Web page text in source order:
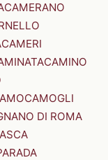
CAMERANO
CAMERI
CAMINO
CAMOGLI
DI ROMA